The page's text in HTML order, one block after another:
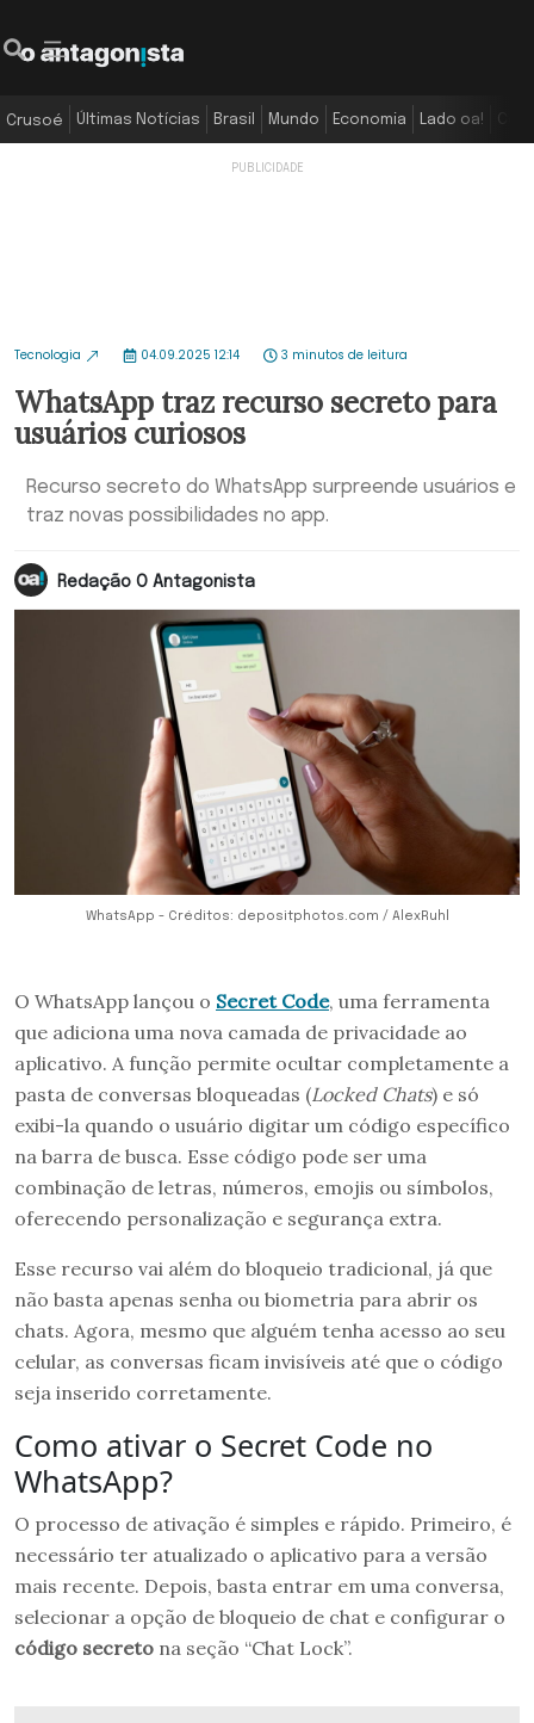
Crusoé Últimas Notícias Brasil Mundo Economia Lado oa!
Tecnologia 04.09.2025 12:14 3 minutos de leitura
WhatsApp traz recurso secreto para
usuários curiosos
Recurso secreto do WhatsApp surpreende usuários e
traz novas possibilidades no app.
Redação O Antagonista
WhatsApp - Créditos: depositphotos.com / AlexRuhl
O WhatsApp lançou o Secret Code, uma ferramenta
que adiciona uma nova camada de privacidade ao
aplicativo. A função permite ocultar completamente a
pasta de conversas bloqueadas (Locked Chats) e só
exibi-la quando o usuário digitar um código específico
na barra de busca. Esse código pode ser uma
combinação de letras, números, emojis ou símbolos,
oferecendo personalização e segurança extra.
Esse recurso vai além do bloqueio tradicional, já que
não basta apenas senha ou biometria para abrir os
chats. Agora, mesmo que alguém tenha acesso ao seu
celular, as conversas ficam invisíveis até que o código
seja inserido corretamente.
Como ativar o Secret Code no
WhatsApp?
O processo de ativação é simples e rápido. Primeiro, é
necessário ter atualizado o aplicativo para a versão
mais recente. Depois, basta entrar em uma conversa,
selecionar a opção de bloqueio de chat e configurar o
código secreto na seção “Chat Lock”.